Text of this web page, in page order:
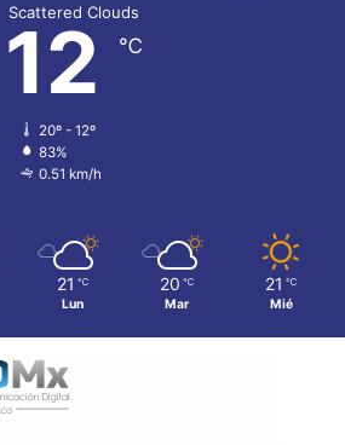
Scattered Clouds
12 ℃
20º - 12º
83%
0.51 km/h
21 ℃
Lun
20 ℃
Mar
21 ℃
Mié